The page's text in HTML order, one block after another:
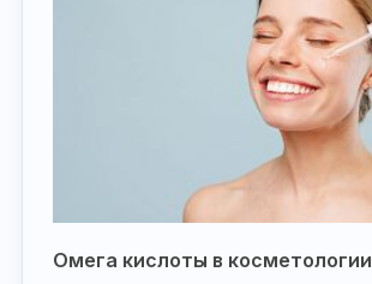
Омега кислоты в косметологии